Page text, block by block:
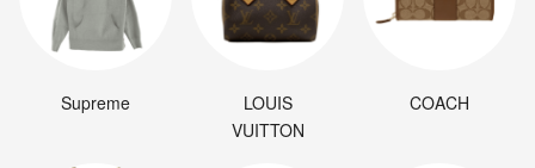
Supreme
LOUIS
VUITTON
COACH